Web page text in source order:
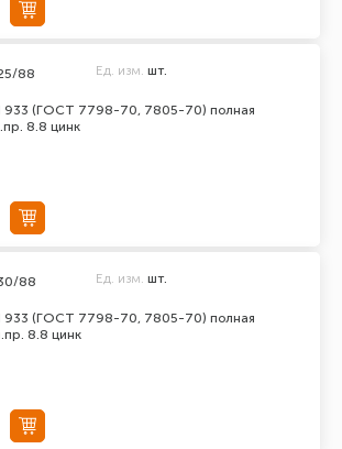
933 (ГОСТ 7798-70, 7805-70) полная
8.8 цинк
88 Ед. изм. шт.
933 (ГОСТ 7798-70, 7805-70) полная
8.8 цинк
88 Ед. изм. шт.